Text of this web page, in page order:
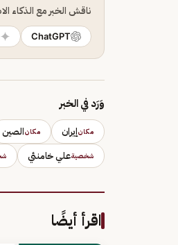
ناقش الخبر مع الذكاء
ChatGPT
وَرَد في الخبر
مكانإيران مكانالصين
شخصيةعلي خامنئي
اقرأ أيضًا